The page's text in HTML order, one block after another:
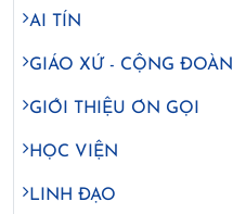
AI TÍN
GIÁO XỨ - CỘNG ĐOÀN
GIỚI THIỆU ƠN GỌI
HỌC VIỆN
LINH ĐẠO